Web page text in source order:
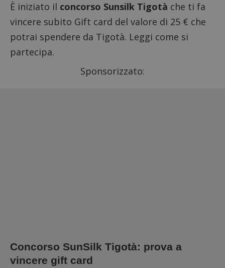
È iniziato il concorso Sunsilk Tigotà che ti fa
vincere subito Gift card del valore di 25 € che
potrai spendere da Tigotà. Leggi come si
partecipa.
Sponsorizzato:
Concorso SunSilk Tigotà: prova a
vincere gift card